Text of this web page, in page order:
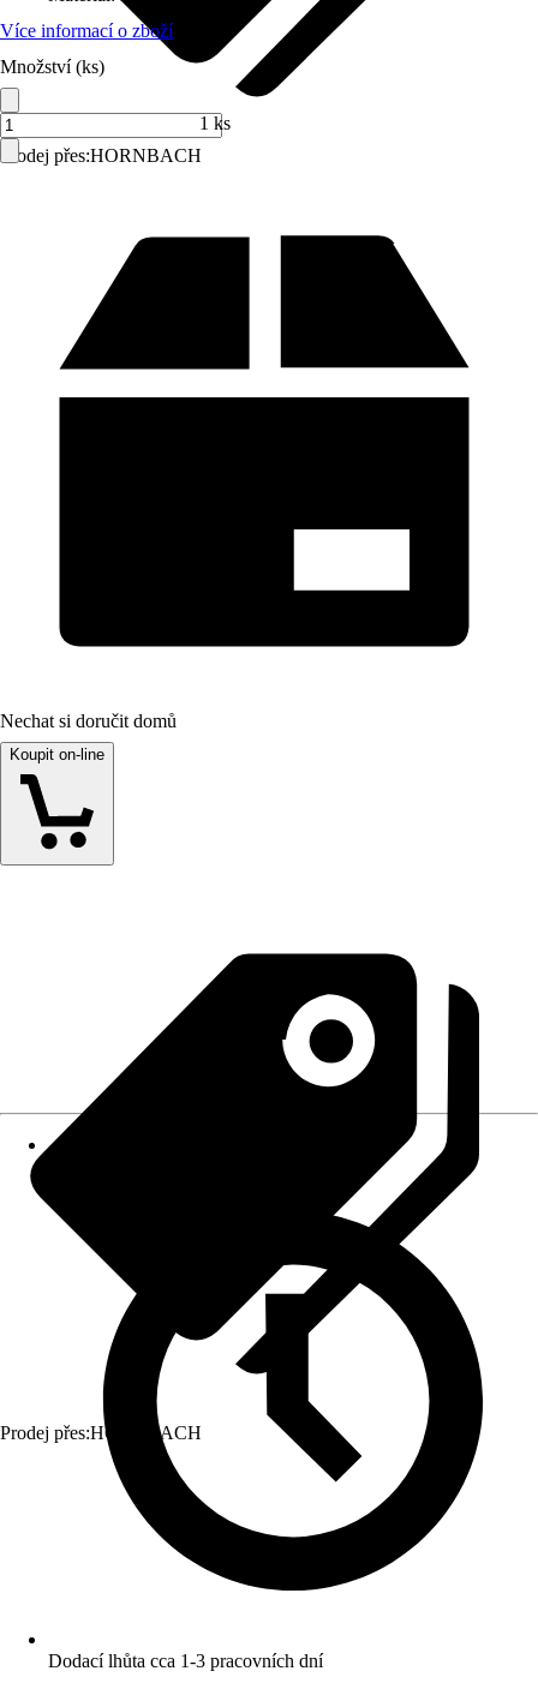
Prodej přes:HORNBACH
Více informací o zboží
Množství (ks)
1 ks
Nechat si doručit domů
Koupit on-line
Prodej přes:HORNBACH
Dodací lhůta cca 1-3 pracovních dní